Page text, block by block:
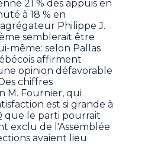
21 % des appuis en
à 18 % en
Philippe J.
semblerait être
même: selon Pallas
affirment
opinion défavorable
chiffres
M. Fournier, qui
est si grande à
que le parti pourrait
exclu de l'Assemblée
avaient lieu